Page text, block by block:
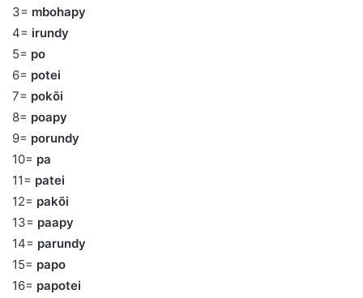
3= mbohapy
4= irundy
5= po
6= potei
7= pokõi
8= poapy
9= porundy
10= pa
11= patei
12= pakõi
13= paapy
14= parundy
15= papo
16= papotei